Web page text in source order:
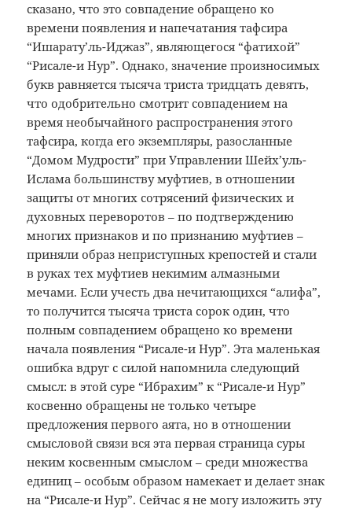
сказано, что это совпадение обращено ко
времени появления и напечатания тафсира
“Ишарату’ль-Иджаз”, являющегося “фатихой”
“Рисале-и Нур”. Однако, значение произносимых
букв равняется тысяча триста тридцать девять,
что одобрительно смотрит совпадением на
время необычайного распространения этого
тафсира, когда его экземпляры, разосланные
“Домом Мудрости” при Управлении Шейх’уль-
Ислама большинству муфтиев, в отношении
защиты от многих сотрясений физических и
духовных переворотов – по подтверждению
многих признаков и по признанию муфтиев –
приняли образ неприступных крепостей и стали
в руках тех муфтиев некимим алмазными
мечами. Если учесть два нечитающихся “алифа”,
то получится тысяча триста сорок один, что
полным совпадением обращено ко времени
начала появления “Рисале-и Нур”. Эта маленькая
ошибка вдруг с силой напомнила следующий
смысл: в этой суре “Ибрахим” к “Рисале-и Нур”
косвенно обращены не только четыре
предложения первого аята, но в отношении
смысловой связи вся эта первая страница суры
неким косвенным смыслом – среди множества
единиц – особым образом намекает и делает знак
на “Рисале-и Нур”. Сейчас я не могу изложить эту